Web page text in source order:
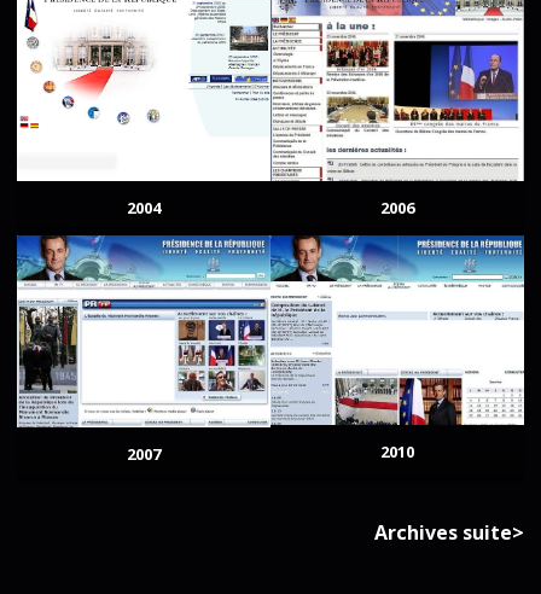
2004 2006
2007 2010
Archives suite>